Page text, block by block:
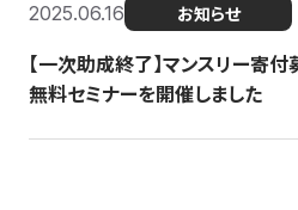
2025.06.16 お知らせ
【一次助成終了】マンスリー寄
無料セミナーを開催しました